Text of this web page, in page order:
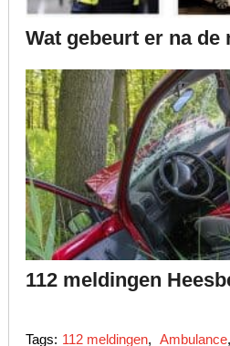
Wat gebeurt er na de
112 meldingen
Tags: 112 meldingen, Ambulance,